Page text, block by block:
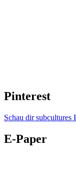
Pinterest
Schau dir subcultures
E-Paper